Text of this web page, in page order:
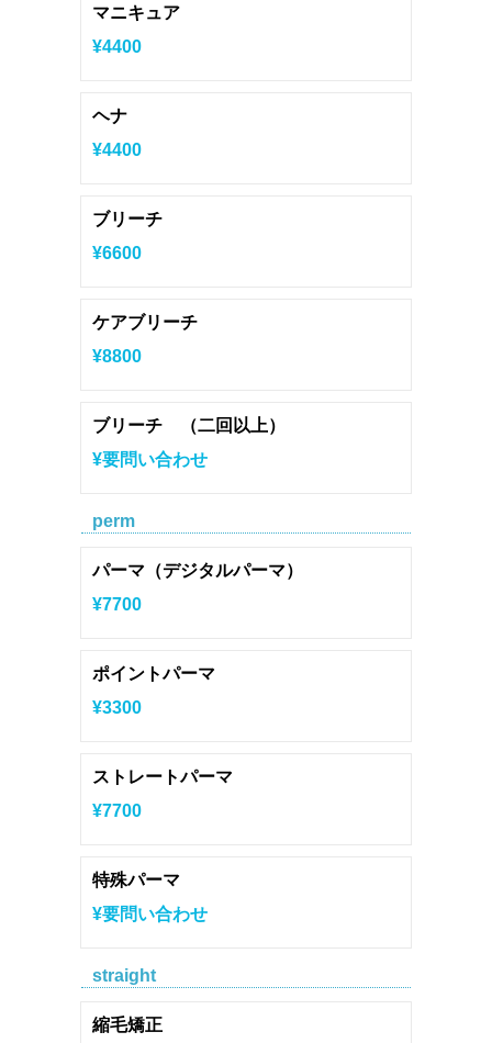
マニキュア
¥4400
ヘナ
¥4400
ブリーチ
¥6600
ケアブリーチ
¥8800
ブリーチ （二回以上）
¥要問い合わせ
perm
パーマ（デジタルパーマ）
¥7700
ポイントパーマ
¥3300
ストレートパーマ
¥7700
特殊パーマ
¥要問い合わせ
straight
縮毛矯正